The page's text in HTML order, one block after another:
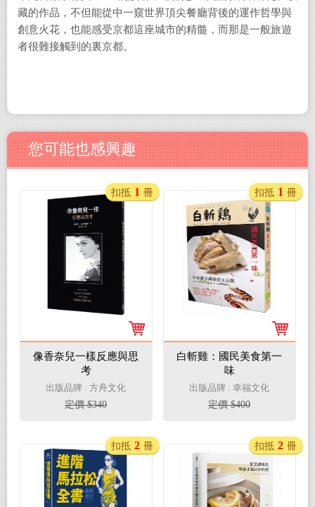
藏的作品，不但能從中一窺世界頂尖餐廳背後的運作哲學與
創意火花，也能感受京都這座城市的精髓，而那是一般旅遊
者很難接觸到的裏京都。
您可能也感興趣
像香奈兒一樣反應與思
考
出版品牌 : 方舟文化
定價 $340
扣抵 1 冊
白斬雞：國民美食第一
味
出版品牌 : 幸福文化
定價 $400
扣抵 1 冊
扣抵 2 冊 扣抵 2 冊